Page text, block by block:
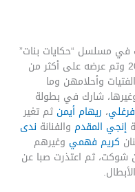
في مسلسل “حكايات بنات”
وهو من أنجح المسلسلات في عام 2012 وتم عرضه على أكثر من
وأحلامهن وما
شارك في بطولة
، ريهام أيمن ثم تغير
إنجي المقدم والفنانة ندى
كريم فهمي وغيرهم
شوكت، ثم اعتذرت صبا عن